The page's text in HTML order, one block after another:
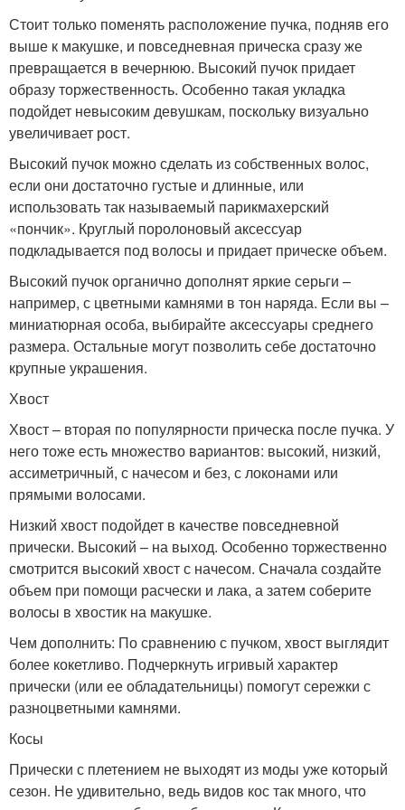
Стоит только поменять расположение пучка, подняв его
выше к макушке, и повседневная прическа сразу же
превращается в вечернюю. Высокий пучок придает
образу торжественность. Особенно такая укладка
подойдет невысоким девушкам, поскольку визуально
увеличивает рост.
Высокий пучок можно сделать из собственных волос,
если они достаточно густые и длинные, или
использовать так называемый парикмахерский
«пончик». Круглый поролоновый аксессуар
подкладывается под волосы и придает прическе объем.
Высокий пучок органично дополнят яркие серьги –
например, с цветными камнями в тон наряда. Если вы –
миниатюрная особа, выбирайте аксессуары среднего
размера. Остальные могут позволить себе достаточно
крупные украшения.
Хвост
Хвост – вторая по популярности прическа после пучка. У
него тоже есть множество вариантов: высокий, низкий,
ассиметричный, с начесом и без, с локонами или
прямыми волосами.
Низкий хвост подойдет в качестве повседневной
прически. Высокий – на выход. Особенно торжественно
смотрится высокий хвост с начесом. Сначала создайте
объем при помощи расчески и лака, а затем соберите
волосы в хвостик на макушке.
Чем дополнить: По сравнению с пучком, хвост выглядит
более кокетливо. Подчеркнуть игривый характер
прически (или ее обладательницы) помогут сережки с
разноцветными камнями.
Косы
Прически с плетением не выходят из моды уже который
сезон. Не удивительно, ведь видов кос так много, что